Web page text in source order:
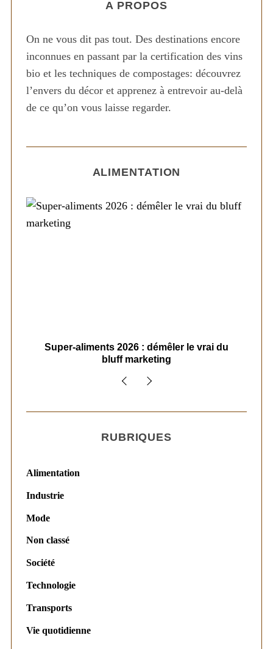
A PROPOS
On ne vous dit pas tout. Des destinations encore
inconnues en passant par la certification des vins
bio et les techniques de compostages: découvrez
l’envers du décor et apprenez à entrevoir au-delà
de ce qu’on vous laisse regarder.
ALIMENTATION
Super-aliments 2026 : démêler le vrai du
bluff marketing
RUBRIQUES
Alimentation
Industrie
Mode
Non classé
Société
Technologie
Transports
Vie quotidienne